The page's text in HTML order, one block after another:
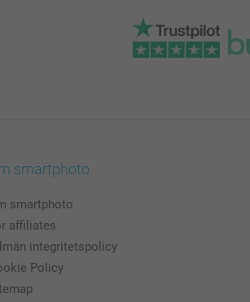
smartphoto
smartphoto
affiliates
integritetspolicy
Policy